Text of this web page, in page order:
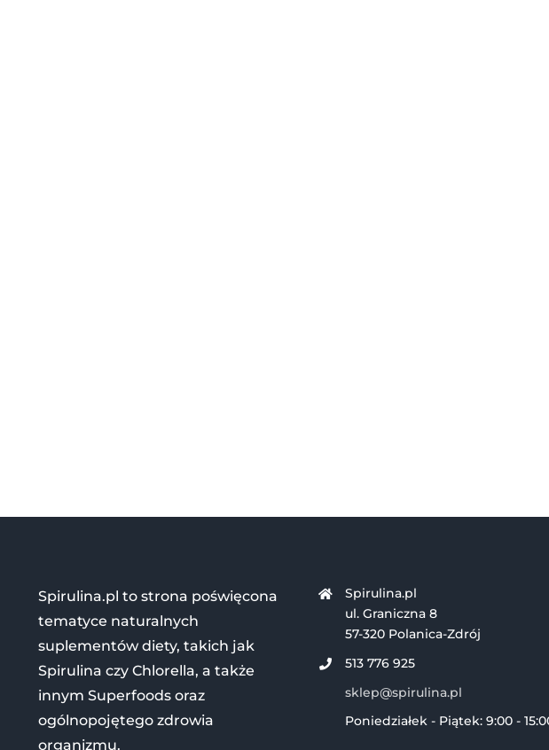
Spirulina.pl to strona poświęcona
tematyce naturalnych
suplementów diety, takich jak
Spirulina czy Chlorella, a także
innym Superfoods oraz
ogólnopojętego zdrowia
organizmu.
Spirulina.pl
ul. Graniczna 8
57-320 Polanica-Zdrój
513 776 925
sklep@spirulina.pl
Poniedziałek - Piątek: 9:00 -